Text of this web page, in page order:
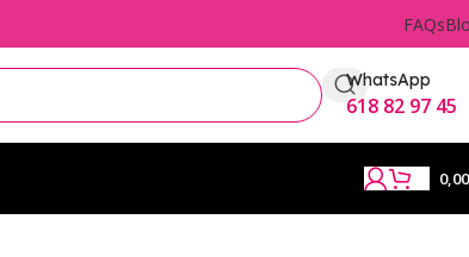
FAQs
WhatsApp
618 82 97 45